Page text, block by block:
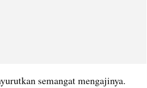
semangat mengajinya.